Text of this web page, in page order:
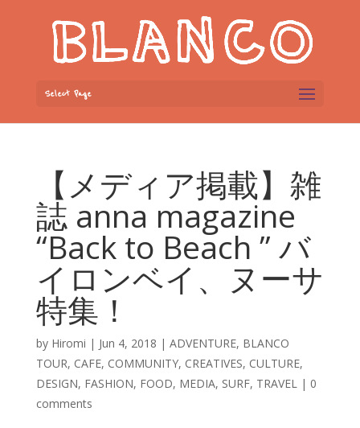
Select Page
【メディア掲載】雑
誌 anna magazine
“Back to Beach ” バ
イロンベイ、ヌーサ
特集！
by Hiromi | Jun 4, 2018 | ADVENTURE, BLANCO
TOUR, CAFE, COMMUNITY, CREATIVES, CULTURE,
DESIGN, FASHION, FOOD, MEDIA, SURF, TRAVEL| 0
comments